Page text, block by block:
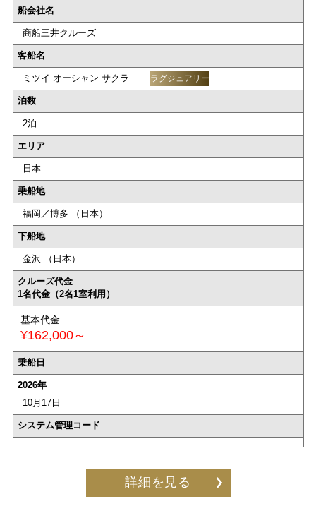
船会社名
商船三井クルーズ
客船名
ミツイ オーシャン サクラ ラグジュアリー
泊数
2泊
エリア
日本
乗船地
福岡／博多 （日本）
下船地
金沢 （日本）
クルーズ代金
1名代金（2名1室利用）
基本代金
¥162,000～
乗船日
2026年
10月17日
システム管理コード
詳細を見る